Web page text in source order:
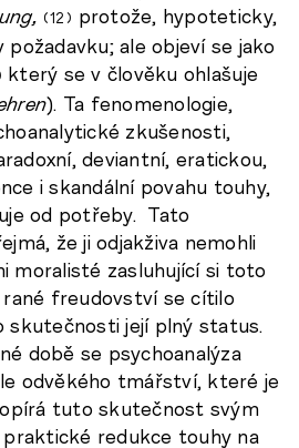
12
protože, hypoteticky,
ale objeví se jako
který se v člověku ohlašuje
). Ta fenomenologie,
zkušenosti,
deviantní, eratickou,
i skandální povahu touhy,
od potřeby. Tato
že ji odjakživa nemohli
moralisté zasluhující si toto
rané freudovství se cítilo
její plný status.
době se psychoanalýza
odvěkého tmářství, které je
tuto skutečnost svým
redukce touhy na